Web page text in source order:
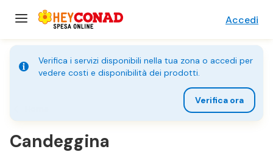
Accedi
Verifica i servizi disponibili nella tua zona o accedi per
vedere costi e disponibilità dei prodotti.
Verifica ora
Candeggina